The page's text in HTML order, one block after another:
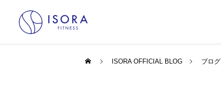
ISORA OFFICIAL BLOG ブログ